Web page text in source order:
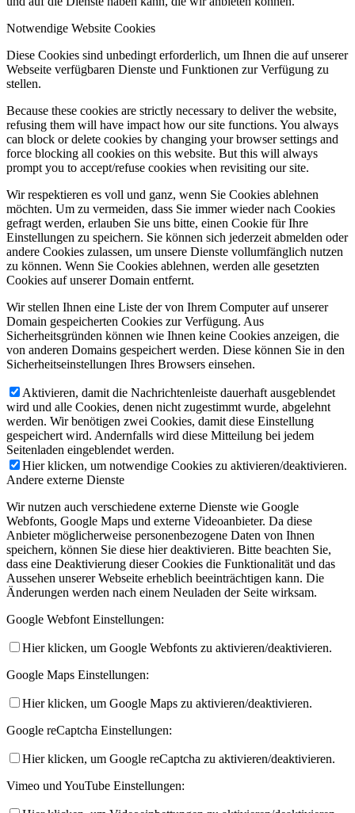
Notwendige Website Cookies
Diese Cookies sind unbedingt erforderlich, um Ihnen die auf unserer
Webseite verfügbaren Dienste und Funktionen zur Verfügung zu
stellen.
Because these cookies are strictly necessary to deliver the website,
refusing them will have impact how our site functions. You always
can block or delete cookies by changing your browser settings and
force blocking all cookies on this website. But this will always
prompt you to accept/refuse cookies when revisiting our site.
Wir respektieren es voll und ganz, wenn Sie Cookies ablehnen
möchten. Um zu vermeiden, dass Sie immer wieder nach Cookies
gefragt werden, erlauben Sie uns bitte, einen Cookie für Ihre
Einstellungen zu speichern. Sie können sich jederzeit abmelden oder
andere Cookies zulassen, um unsere Dienste vollumfänglich nutzen
zu können. Wenn Sie Cookies ablehnen, werden alle gesetzten
Cookies auf unserer Domain entfernt.
Wir stellen Ihnen eine Liste der von Ihrem Computer auf unserer
Domain gespeicherten Cookies zur Verfügung. Aus
Sicherheitsgründen können wie Ihnen keine Cookies anzeigen, die
von anderen Domains gespeichert werden. Diese können Sie in den
Sicherheitseinstellungen Ihres Browsers einsehen.
Aktivieren, damit die Nachrichtenleiste dauerhaft ausgeblendet
wird und alle Cookies, denen nicht zugestimmt wurde, abgelehnt
werden. Wir benötigen zwei Cookies, damit diese Einstellung
gespeichert wird. Andernfalls wird diese Mitteilung bei jedem
Seitenladen eingeblendet werden.
Hier klicken, um notwendige Cookies zu aktivieren/deaktivieren.
Andere externe Dienste
Wir nutzen auch verschiedene externe Dienste wie Google
Webfonts, Google Maps und externe Videoanbieter. Da diese
Anbieter möglicherweise personenbezogene Daten von Ihnen
speichern, können Sie diese hier deaktivieren. Bitte beachten Sie,
dass eine Deaktivierung dieser Cookies die Funktionalität und das
Aussehen unserer Webseite erheblich beeinträchtigen kann. Die
Änderungen werden nach einem Neuladen der Seite wirksam.
Google Webfont Einstellungen:
Hier klicken, um Google Webfonts zu aktivieren/deaktivieren.
Google Maps Einstellungen:
Hier klicken, um Google Maps zu aktivieren/deaktivieren.
Google reCaptcha Einstellungen:
Hier klicken, um Google reCaptcha zu aktivieren/deaktivieren.
Vimeo und YouTube Einstellungen: